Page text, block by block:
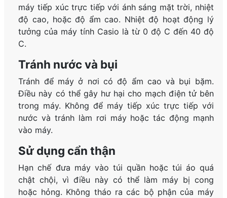
máy tiếp xúc trực tiếp với ánh sáng mặt trời, nhiệt
độ cao, hoặc độ ẩm cao. Nhiệt độ hoạt động lý
tưởng của máy tính Casio là từ 0 độ C đến 40 độ
C.
Tránh nước và bụi
Tránh để máy ở nơi có độ ẩm cao và bụi bặm.
Điều này có thể gây hư hại cho mạch điện tử bên
trong máy. Không để máy tiếp xúc trực tiếp với
nước và tránh làm rơi máy hoặc tác động mạnh
vào máy.
Sử dụng cẩn thận
Hạn chế đưa máy vào túi quần hoặc túi áo quá
chật chội, vì điều này có thể làm máy bị cong
hoặc hỏng. Không tháo ra các bộ phận của máy